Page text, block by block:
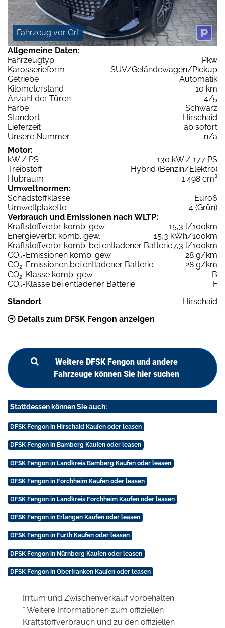
Fahrzeug vor Ort
Allgemeine Daten:
Fahrzeugtyp
Pkw
Karosserieform
SUV/Geländewagen/Pickup
Getriebe
Automatik
Kilometerstand
10 km
Anzahl der Türen
4/5
Farbe
Schwarz
Standort
Hirschaid
Lieferzeit
ab sofort
Unsere Nummer
n/a
Motor:
kW / PS
130 kW / 177 PS
Treibstoff
Hybrid (Benzin/Elektro)
Hubraum
1.498 cm³
Umweltnormen:
Schadstoffklasse
Euro6
Umweltplakette
4 (Grün)
Verbrauch und Emissionen nach WLTP:
Kraftstoffverbr. komb. gew.
15,3 l/100km
Energieverbr. komb. gew.
15,3 kWh/100km
Kraftstoffverbr. komb. bei entladener Batterie7,3 l/100km
CO2-Emissionen komb. gew.
28 g/km
CO2-Emissionen bei entladener Batterie
28 g/km
CO2-Klasse komb. gew.
B
CO2-Klasse bei entladener Batterie
F
Standort
Hirschaid
Details zum DFSK Fengon anzeigen
Weitere DFSK Fengon und andere
Fahrzeuge können Sie hier suchen
Stattdessen können Sie auch:
DFSK Fengon in Hirschaid Kaufen oder leasen
DFSK Fengon in Bamberg Kaufen oder leasen
DFSK Fengon in Landkreis Bamberg Kaufen oder leasen
DFSK Fengon in Forchheim Kaufen oder leasen
DFSK Fengon in Landkreis Forchheim Kaufen oder leasen
DFSK Fengon in Erlangen Kaufen oder leasen
DFSK Fengon in Fürth Kaufen oder leasen
DFSK Fengon in Nürnberg Kaufen oder leasen
DFSK Fengon in Oberfranken Kaufen oder leasen
Irrtum und Zwischenverkauf vorbehalten.
* Weitere Informationen zum offiziellen
Kraftstoffverbrauch und zu den offiziellen